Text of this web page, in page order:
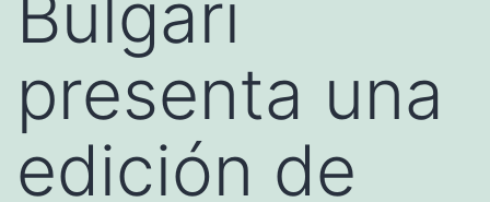
presenta una
edición de